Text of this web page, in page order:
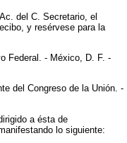
del C. Secretario, el
y resérvese para la
Federal. - México, D. F. -
del Congreso de la Unión. -
a ésta de
lo siguiente: